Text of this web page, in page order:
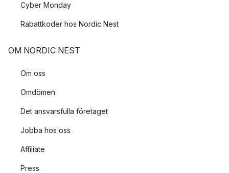
Cyber Monday
Rabattkoder hos Nordic Nest
OM NORDIC NEST
Om oss
Omdömen
Det ansvarsfulla företaget
Jobba hos oss
Affiliate
Press